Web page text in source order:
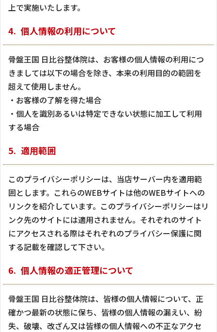
上で実施いたします。
個人情報の利用について
骨盤王国 日比谷整体院は、お客様の個人情報の利用につ
きましては以下の場合を除き、本来の利用目的の範囲を
超えて使用しません。
・お客様の了解を得た場合
・個人を識別あるいは特定できない状態に加工して利用
する場合
適用範囲
このプライバシーポリシーは、当店サーバー内を適用範
囲とします。これらのWEBサイトは他のWEBサイトへの
リンクを紹介しています。このプライバシーポリシーはリ
ンク先のサイトには適用されません。それぞれのサイト
にアクセスされる際はそれぞれのプライバシー保護に関
する記載を確認して下さい。
個人情報の適正管理について
骨盤王国 日比谷整体院は、皆様の個人情報について、正
確かつ最新の状態に保ち、皆様の個人情報の漏えい、紛
失、破壊、改ざん又は皆様の個人情報への不正なアクセ